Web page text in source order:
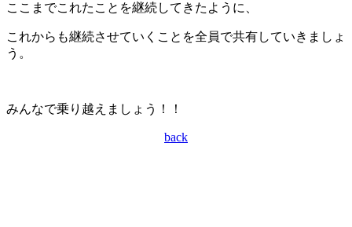
ここまでこれたことを継続してきたように、
これからも継続させていくことを全員で共有していきましょ
う。
みんなで乗り越えましょう！！
back